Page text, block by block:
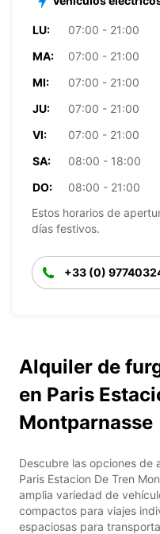
LU:
07:00 - 21:00
MA:
07:00 - 21:00
MI:
07:00 - 21:00
JU:
07:00 - 21:00
VI:
07:00 - 21:00
SA:
08:00 - 18:00
DO:
08:00 - 21:00
Estos horarios de
días festivos.
+33 (0)
Alquiler de
en Paris
Montparnasse
Descubre las opciones de
Paris Estacion De Tren
amplia variedad de
compactos para viajes
espaciosas para